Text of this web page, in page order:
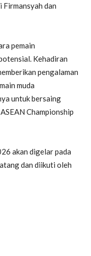
dan
pemain
Kehadiran
pengalaman
muda
untuk bersaing
Championship
akan digelar pada
dan diikuti oleh